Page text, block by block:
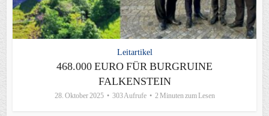
Leitartikel
468.000 EURO FÜR BURGRUINE
FALKENSTEIN
28. Oktober 2025 303 Aufrufe 2 Minuten zum Lesen